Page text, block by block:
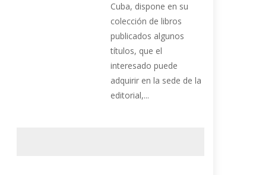
Cuba, dispone en su
colección de libros
publicados algunos
títulos, que el
interesado puede
adquirir en la sede de la
editorial,...